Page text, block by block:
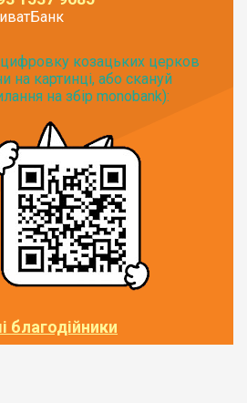
козацьких церков
на картинці, або скануй
на збір monobank):
благодійники